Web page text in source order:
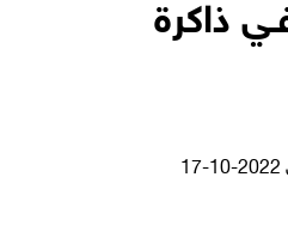
ذاكرة
أرسل
2022-10-17